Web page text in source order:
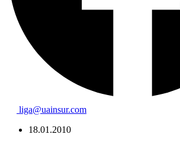
liga@uainsur.com
18.01.2010